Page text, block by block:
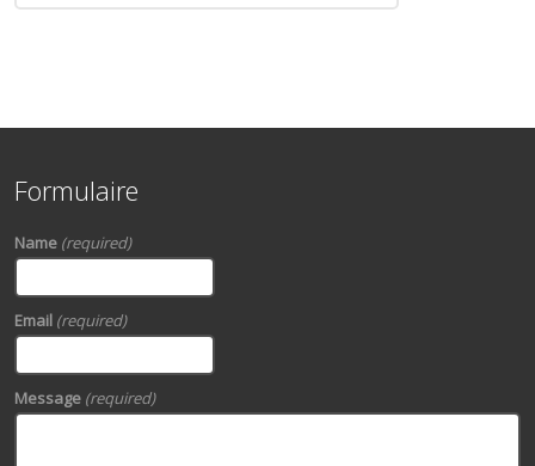
Formulaire
Name (required)
Email (required)
Message (required)